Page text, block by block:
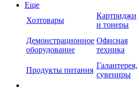
Еще
Хозтовары
Картриджи
и тонеры
Демонстрационное
оборудование
Офисная
техника
Продукты питания
Галантерея,
сувениры